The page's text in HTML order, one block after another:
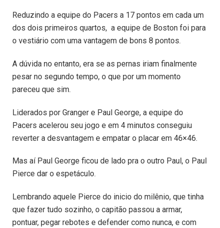
Reduzindo a equipe do Pacers a 17 pontos em cada um
dos dois primeiros quartos, a equipe de Boston foi para
o vestiário com uma vantagem de bons 8 pontos.
A dúvida no entanto, era se as pernas iriam finalmente
pesar no segundo tempo, o que por um momento
pareceu que sim.
Liderados por Granger e Paul George, a equipe do
Pacers acelerou seu jogo e em 4 minutos conseguiu
reverter a desvantagem e empatar o placar em 46×46.
Mas aí Paul George ficou de lado pra o outro Paul, o Paul
Pierce dar o espetáculo.
Lembrando aquele Pierce do inicio do milênio, que tinha
que fazer tudo sozinho, o capitão passou a armar,
pontuar, pegar rebotes e defender como nunca, e com